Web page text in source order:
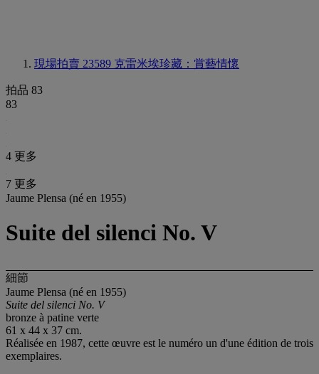
現場拍賣 23589 克雷米埃珍藏：賞藝情懷
拍品 83
83
4 更多
7 更多
Jaume Plensa (né en 1955)
Suite del silenci No. V
細節
Jaume Plensa (né en 1955)
Suite del silenci No. V
bronze à patine verte
61 x 44 x 37 cm.
Réalisée en 1987, cette œuvre est le numéro un d'une édition de trois
exemplaires.